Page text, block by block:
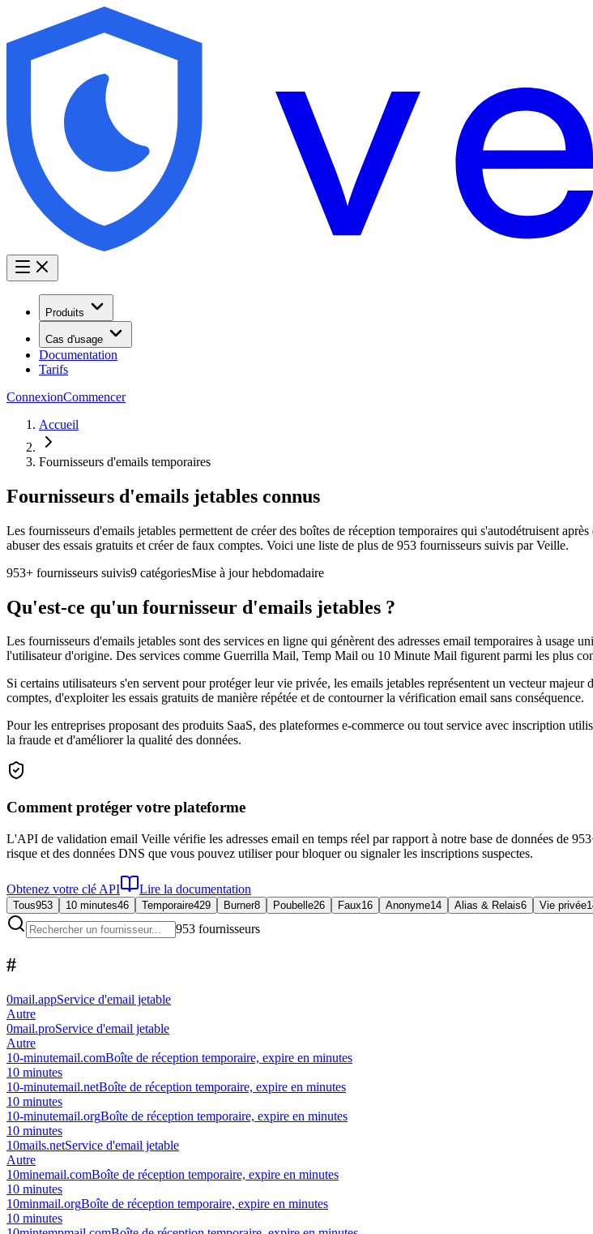
Produits
Cas d'usage
Documentation
Tarifs
ConnexionCommencer
Accueil
Fournisseurs d'emails temporaires
Fournisseurs d'emails jetables connus
Les fournisseurs d'emails jetables permettent de créer des boîtes de réception temporaires qui s'autodétruisent
abuser des essais gratuits et créer de faux comptes. Voici une liste de plus de 953 fournisseurs suivis par Veille.
953+ fournisseurs suivis9 catégoriesMise à jour hebdomadaire
Qu'est-ce qu'un fournisseur d'emails jetables ?
Les fournisseurs d'emails jetables sont des services en ligne qui génèrent des adresses email temporaires à usage
l'utilisateur d'origine. Des services comme Guerrilla Mail, Temp Mail ou 10 Minute Mail figurent parmi les plus
Si certains utilisateurs s'en servent pour protéger leur vie privée, les emails jetables représentent un vecteur
comptes, d'exploiter les essais gratuits de manière répétée et de contourner la vérification email sans conséquence.
Pour les entreprises proposant des produits SaaS, des plateformes e-commerce ou tout service avec inscription
la fraude et d'améliorer la qualité des données.
Comment protéger votre plateforme
L'API de validation email Veille vérifie les adresses email en temps réel par rapport à notre base de données de
risque et des données DNS que vous pouvez utiliser pour bloquer ou signaler les inscriptions suspectes.
Obtenez votre clé API Lire la documentation
Tous953 10 minutes46 Temporaire429 Burner8 Poubelle26 Faux16 Anonyme14 Alias & Relais6 Vie privée
953 fournisseurs
#
0mail.appService d'email jetable
Autre
0mail.proService d'email jetable
Autre
10-minutemail.comBoîte de réception temporaire, expire en minutes
10 minutes
10-minutemail.netBoîte de réception temporaire, expire en minutes
10 minutes
10-minutemail.orgBoîte de réception temporaire, expire en minutes
10 minutes
10mails.netService d'email jetable
Autre
10minemail.comBoîte de réception temporaire, expire en minutes
10 minutes
10minmail.orgBoîte de réception temporaire, expire en minutes
10 minutes